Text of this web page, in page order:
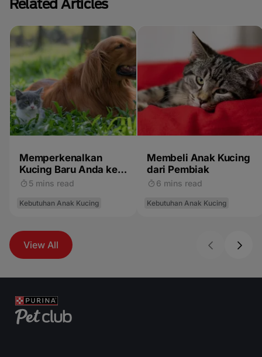
Related Articles
Memperkenalkan
Kucing Baru Anda ke
Hewan Peliharaan
5 mins read
Kebutuhan Anak Kucing
Membeli Anak Kucing
dari Pembiak
6 mins read
Kebutuhan Anak Kucing
View All